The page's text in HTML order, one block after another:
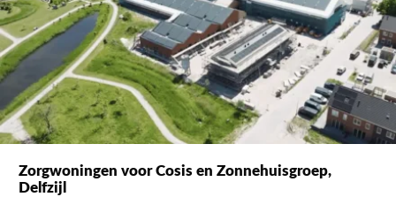
Zorgwoningen voor Cosis en Zonnehuisgroep,
Delfzijl